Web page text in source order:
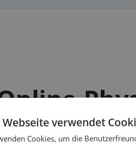
Webseite verwendet
Cookies, um die